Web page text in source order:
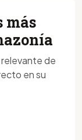
más
de
en su